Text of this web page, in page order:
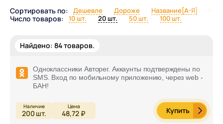
Сортировать по: Дешевле Дороже Название[А-Я]
Число товаров: 10 шт. 20 шт. 50 шт. 100 шт.
Найдено: 84товаров.
Одноклассники Авторег. Аккаунты подтверждены по
SMS. Вход по мобильному приложению, через web -
БАН!
200 шт. 48,72 ₽ Купить